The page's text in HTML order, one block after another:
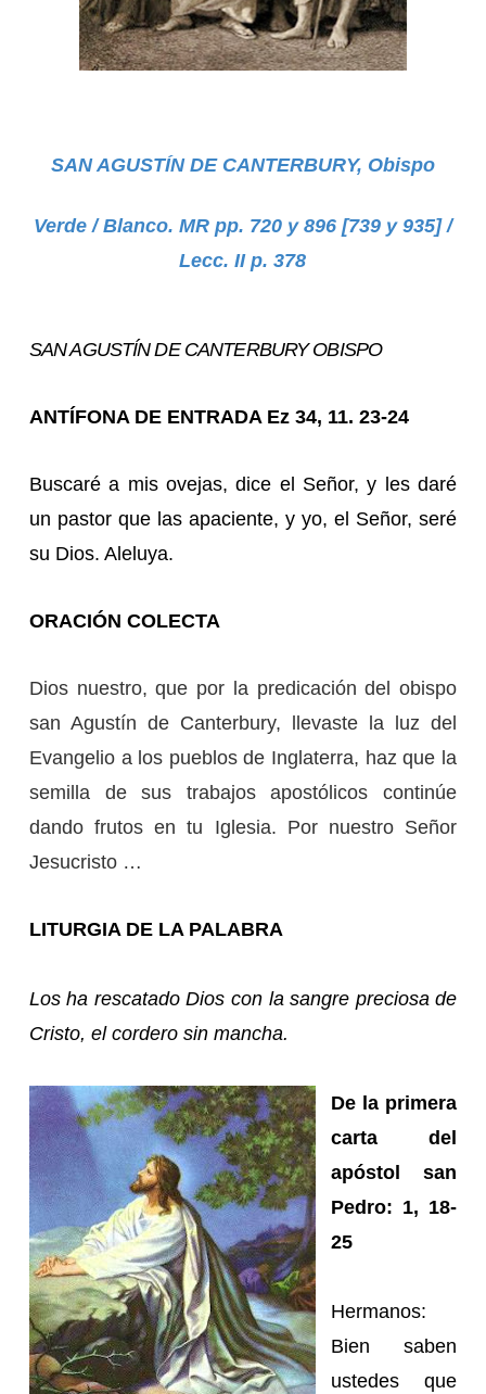
SAN AGUSTÍN DE CANTERBURY, Obispo
Verde / Blanco. MR pp. 720 y 896 [739 y 935] /
Lecc. II p. 378
SAN AGUSTÍN DE CANTERBURY OBISPO
ANTÍFONA DE ENTRADA Ez 34, 11. 23-24
Buscaré a mis ovejas, dice el Señor, y les daré
un pastor que las apaciente, y yo, el Señor, seré
su Dios. Aleluya.
ORACIÓN COLECTA
Dios nuestro, que por la predicación del obispo
san Agustín de Canterbury, llevaste la luz del
Evangelio a los pueblos de Inglaterra, haz que la
semilla de sus trabajos apostólicos continúe
dando frutos en tu Iglesia. Por nuestro Señor
Jesucristo …
LITURGIA DE LA PALABRA
Los ha rescatado Dios con la sangre preciosa de
Cristo, el cordero sin mancha.
De la primera
carta del
apóstol san
Pedro: 1, 18-
25
Hermanos:
Bien saben
ustedes que